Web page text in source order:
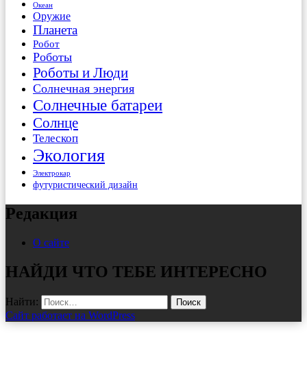
Океан
Оружие
Планета
Робот
Роботы
Роботы и Люди
Солнечная энергия
Солнечные батареи
Солнце
Телескоп
Экология
Электрокар
футуристический дизайн
Редакция
О сайте
НАЙДИ ЧТО ТЕБЕ ИНТЕРЕСНО
Найти:
Сайт работает на WordPress